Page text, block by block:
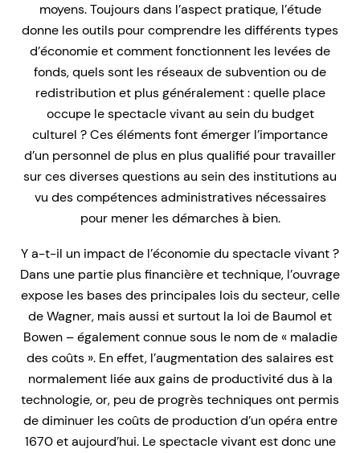
moyens. Toujours dans l’aspect pratique, l’étude
donne les outils pour comprendre les différents types
d’économie et comment fonctionnent les levées de
fonds, quels sont les réseaux de subvention ou de
redistribution et plus généralement : quelle place
occupe le spectacle vivant au sein du budget
culturel ? Ces éléments font émerger l’importance
d’un personnel de plus en plus qualifié pour travailler
sur ces diverses questions au sein des institutions au
vu des compétences administratives nécessaires
pour mener les démarches à bien.
Y a-t-il un impact de l’économie du spectacle vivant ?
Dans une partie plus financière et technique, l’ouvrage
expose les bases des principales lois du secteur, celle
de Wagner, mais aussi et surtout la loi de Baumol et
Bowen – également connue sous le nom de « maladie
des coûts ». En effet, l’augmentation des salaires est
normalement liée aux gains de productivité dus à la
technologie, or, peu de progrès techniques ont permis
de diminuer les coûts de production d’un opéra entre
1670 et aujourd’hui. Le spectacle vivant est donc une